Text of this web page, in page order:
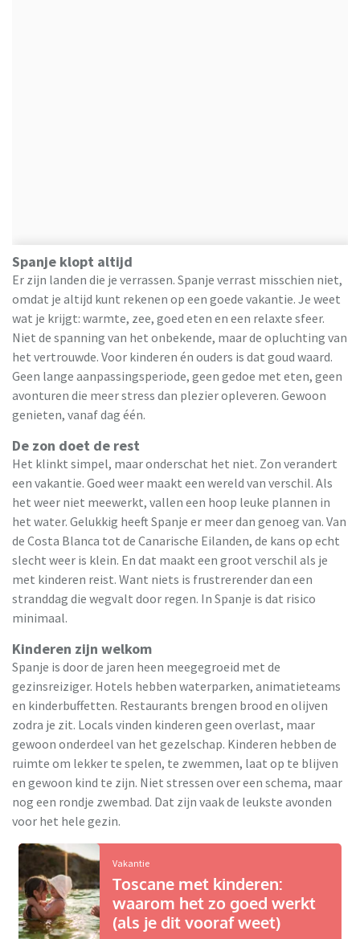
Spanje klopt altijd
Er zijn landen die je verrassen. Spanje verrast misschien niet,
omdat je altijd kunt rekenen op een goede vakantie. Je weet
wat je krijgt: warmte, zee, goed eten en een relaxte sfeer.
Niet de spanning van het onbekende, maar de opluchting van
het vertrouwde. Voor kinderen én ouders is dat goud waard.
Geen lange aanpassingsperiode, geen gedoe met eten, geen
avonturen die meer stress dan plezier opleveren. Gewoon
genieten, vanaf dag één.
De zon doet de rest
Het klinkt simpel, maar onderschat het niet. Zon verandert
een vakantie. Goed weer maakt een wereld van verschil. Als
het weer niet meewerkt, vallen een hoop leuke plannen in
het water. Gelukkig heeft Spanje er meer dan genoeg van. Van
de Costa Blanca tot de Canarische Eilanden, de kans op echt
slecht weer is klein. En dat maakt een groot verschil als je
met kinderen reist. Want niets is frustrerender dan een
stranddag die wegvalt door regen. In Spanje is dat risico
minimaal.
Kinderen zijn welkom
Spanje is door de jaren heen meegegroeid met de
gezinsreiziger. Hotels hebben waterparken, animatieteams
en kinderbuffetten. Restaurants brengen brood en olijven
zodra je zit. Locals vinden kinderen geen overlast, maar
gewoon onderdeel van het gezelschap. Kinderen hebben de
ruimte om lekker te spelen, te zwemmen, laat op te blijven
en gewoon kind te zijn. Niet stressen over een schema, maar
nog een rondje zwembad. Dat zijn vaak de leukste avonden
voor het hele gezin.
Vakantie
Toscane met kinderen:
waarom het zo goed werkt
(als je dit vooraf weet)